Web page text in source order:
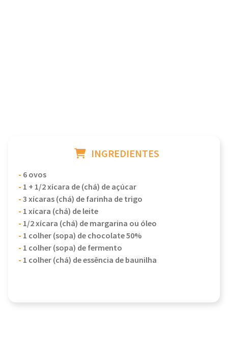
INGREDIENTES
- 6 ovos
- 1 + 1/2 xícara de (chá) de açúcar
-3 xícaras (chá) de farinha de trigo
- 1 xícara (chá) de leite
- 1/2 xícara (chá) de margarina ou óleo
- 1 colher (sopa) de chocolate 50%
- 1 colher (sopa) de fermento
- 1 colher (chá) de essência de baunilha